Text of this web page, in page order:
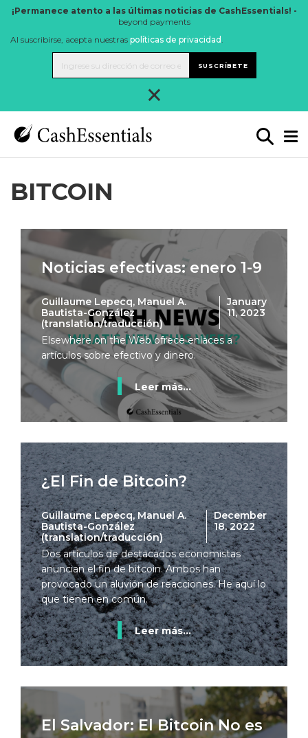
¡Permanece atento a las últimas noticias de CashEssentials! -
beyond payments
Al suscribirse, acepta nuestras políticas de privacidad .
SUSCRÍBETE
×
BITCOIN
Noticias efectivas: enero 1-9
Guillaume Lepecq, Manuel A.
Bautista-González
(translation/traducción)
January
11, 2023
Elsewhere on the Web ofrece enlaces a
artículos sobre efectivo y dinero.
Leer más...
¿El Fin de Bitcoin?
Guillaume Lepecq, Manuel A.
Bautista-González
(translation/traducción)
December
18, 2022
Dos artículos de destacados economistas
anuncian el fin de bitcoin. Ambos han
provocado un aluvión de reacciones. He aquí lo
que tienen en común.
Leer más...
El Salvador: El Bitcoin No es